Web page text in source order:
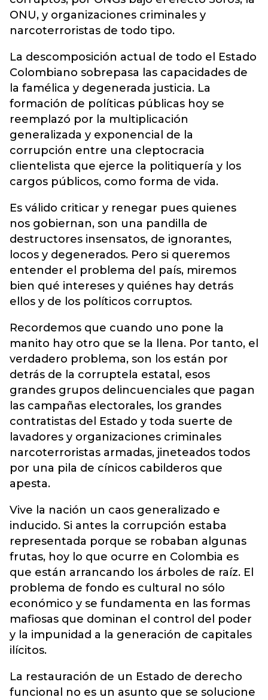
ONU, y organizaciones criminales y
narcoterroristas de todo tipo.
La descomposición actual de todo el Estado
Colombiano sobrepasa las capacidades de
la famélica y degenerada justicia. La
formación de políticas públicas hoy se
reemplazó por la multiplicación
generalizada y exponencial de la
corrupción entre una cleptocracia
clientelista que ejerce la politiquería y los
cargos públicos, como forma de vida.
Es válido criticar y renegar pues quienes
nos gobiernan, son una pandilla de
destructores insensatos, de ignorantes,
locos y degenerados. Pero si queremos
entender el problema del país, miremos
bien qué intereses y quiénes hay detrás
ellos y de los políticos corruptos.
Recordemos que cuando uno pone la
manito hay otro que se la llena. Por tanto, el
verdadero problema, son los están por
detrás de la corruptela estatal, esos
grandes grupos delincuenciales que pagan
las campañas electorales, los grandes
contratistas del Estado y toda suerte de
lavadores y organizaciones criminales
narcoterroristas armadas, jineteados todos
por una pila de cínicos cabilderos que
apesta.
Vive la nación un caos generalizado e
inducido. Si antes la corrupción estaba
representada porque se robaban algunas
frutas, hoy lo que ocurre en Colombia es
que están arrancando los árboles de raíz. El
problema de fondo es cultural no sólo
económico y se fundamenta en las formas
mafiosas que dominan el control del poder
y la impunidad a la generación de capitales
ilícitos.
La restauración de un Estado de derecho
funcional no es un asunto que se solucione